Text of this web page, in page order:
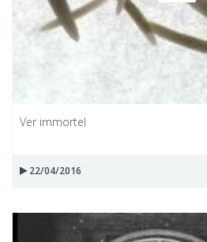
Ver immortel
22/04/2016